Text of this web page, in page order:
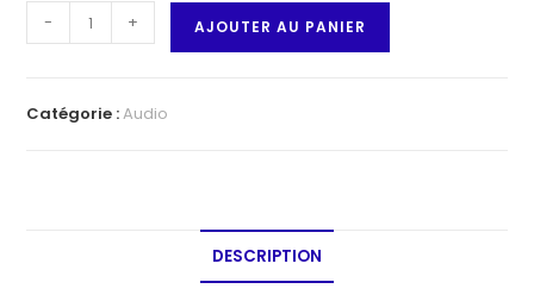
quantité
de
I2S
- + AJOUTER AU PANIER
Catégorie :Audio
DESCRIPTION